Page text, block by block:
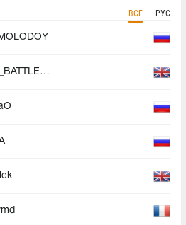
ВСЕ РУС
PUBG_BATTLEGROUNDS